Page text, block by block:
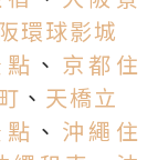
環球影城
、 京都住
、 天橋立
、 沖繩住